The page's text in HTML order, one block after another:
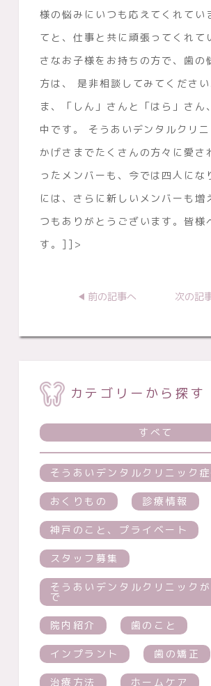
様の悩みにいつも応えてくれてい
てと、仕事と共に頑張ってくれて
さなお子様をお持ちの方で、歯の
方は、 是非相談してみてくださ
ま、「しん」さんと「はら」さん
中です。 そうあいデンタルクリ
かげさまでたくさんの方々に愛さ
ったメンバーも、今では四人に
には、さらに新しいメンバーも増
つもありがとうございます。皆様
す。]]>
前の記事へ 次の記
カテゴリーから探す
すべて
そうあいデンタルクリニック
おくりもの 診療情報
神戸のこと、プライベート
スタッフ募集
そうあいデンタルクリニック
で
院内紹介 歯のこと
インプラント 歯の矯正
治療方法 ホームケア